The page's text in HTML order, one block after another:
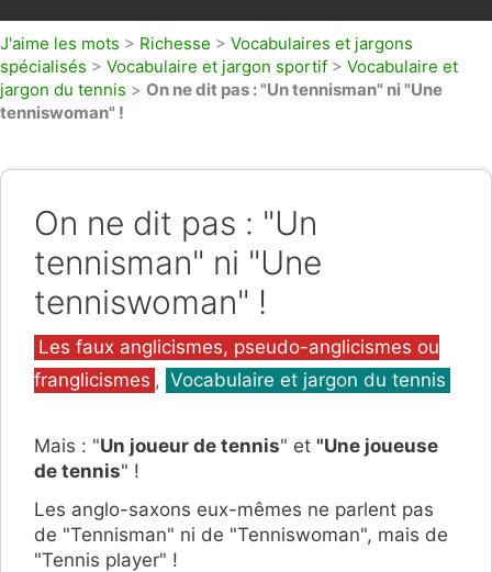
J'aime les mots > Richesse > Vocabulaires et jargons
spécialisés > Vocabulaire et jargon sportif > Vocabulaire et
jargon du tennis > On ne dit pas : "Un tennisman" ni "Une
tenniswoman" !
On ne dit pas : "Un
tennisman" ni "Une
tenniswoman" !
Catégories
Les faux anglicismes, pseudo-anglicismes ou
franglicismes , Vocabulaire et jargon du tennis
Mais : "Un joueur de tennis" et "Une joueuse
de tennis" !
Les anglo-saxons eux-mêmes ne parlent pas
de "Tennisman" ni de "Tenniswoman", mais de
"Tennis player" !